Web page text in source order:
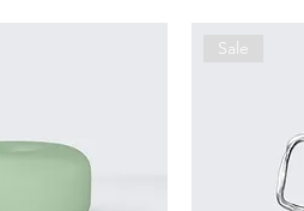
Sale